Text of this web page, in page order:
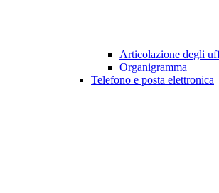
Articolazione degli
Organigramma
Telefono e posta elettronica